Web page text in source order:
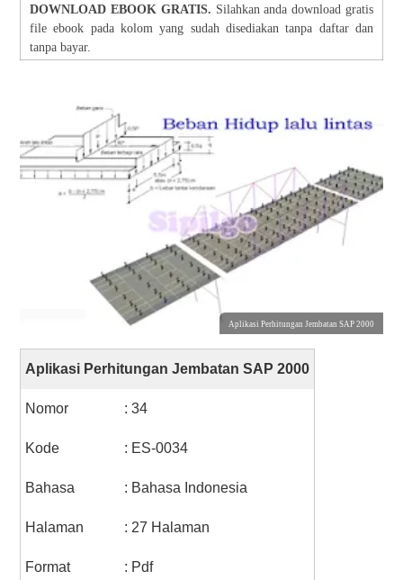
DOWNLOAD EBOOK GRATIS. Silahkan anda download gratis
file ebook pada kolom yang sudah disediakan tanpa daftar dan
tanpa bayar.
Aplikasi Perhitungan Jembatan SAP 2000
Aplikasi Perhitungan Jembatan SAP 2000
Nomor : 34
Kode : ES-0034
Bahasa : Bahasa Indonesia
Halaman : 27 Halaman
Format : Pdf